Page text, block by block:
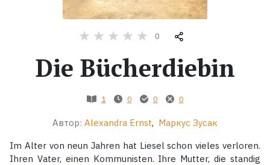
Серии
Коллекции
0
Die Bücherdiebin
1 0 0 0
Автор: Alexandra Ernst, Маркус Зусак
Im Alter von neun Jahren hat Liesel schon vieles verloren.
Ihren Vater, einen Kommunisten. Ihre Mutter, die standig